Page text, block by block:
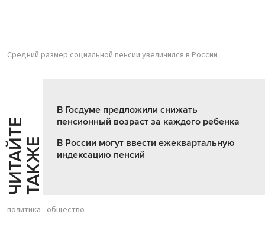
Средний размер социальной пенсии увеличился в России
Ч
И
Т
АЙ
Т
Е
Т
А
К
ЖЕ
В Госдуме предложили снижать
пенсионный возраст за каждого ребенка
В России могут ввести ежеквартальную
индексацию пенсий
политика общество